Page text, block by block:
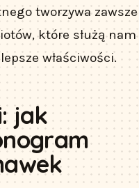
tworzywa zawsze
które służą nam
właściwości.
jak